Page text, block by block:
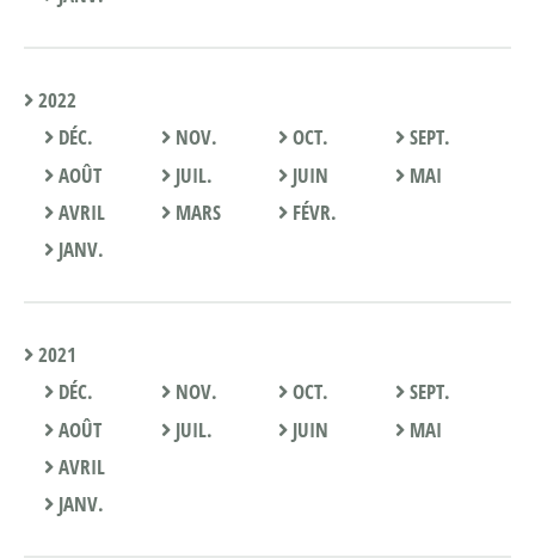
2022
DÉC.
NOV. OCT.
SEPT.
AOÛT
JUIL. JUIN
MAI
AVRIL
MARS
FÉVR.
JANV.
2021
DÉC.
NOV. OCT.
SEPT.
AOÛT
JUIL. JUIN
MAI
AVRIL
JANV.